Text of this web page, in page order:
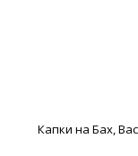
Капки на Бах,